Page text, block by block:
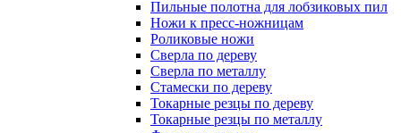
Пильные полотна для лобзиковых пил
Ножи к пресс-ножницам
Роликовые ножи
Сверла по дереву
Сверла по металлу
Стамески по дереву
Токарные резцы по дереву
Токарные резцы по металлу